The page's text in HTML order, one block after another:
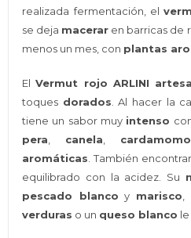
realizada fermentación, el
se deja macerar en barricas de
menos un mes, con plantas
ElVermut rojo ARLINI
toques dorados. Al hacer la
tiene un sabor muy intenso
pera, canela, cardamomo
aromáticas. También
equilibrado con la acidez. Su
pescado blanco y marisco,
verduras o un queso blanco